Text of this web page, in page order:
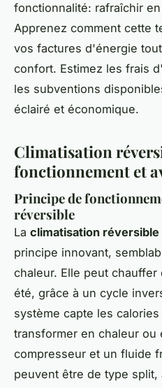
fonctionnalité: rafraîchir
Apprenez comment cette
vos factures d'énergie
confort. Estimez les frais
les subventions
éclairé et économique.
Climatisation
fonctionnement et
Principe de
réversible
La climatisation réversible
principe innovant,
chaleur. Elle peut
été, grâce à un cycle
système capte les calories
transformer en chaleur ou
compresseur et un fluide
peuvent être de type